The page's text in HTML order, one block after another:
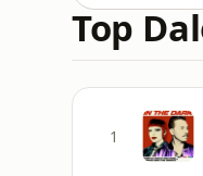
Top
1